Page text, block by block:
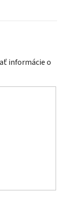
informácie o